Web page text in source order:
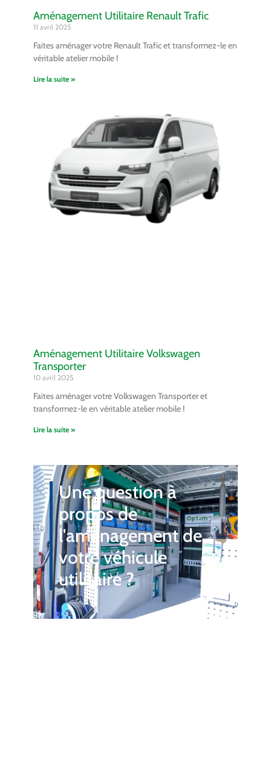
Aménagement Utilitaire Renault Trafic
11 avril 2025
Faites aménager votre Renault Trafic et transformez-le en
véritable atelier mobile !
Lire la suite »
Aménagement Utilitaire Volkswagen
Transporter
10 avril 2025
Faites aménager votre Volkswagen Transporter et
transformez-le en véritable atelier mobile !
Lire la suite »
Une question à
propos de
l'aménagement de
votre véhicule
utilitaire ?